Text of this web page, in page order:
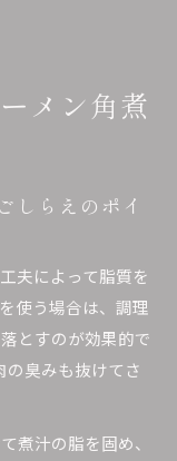
メン角煮
しらえのポイ
夫によって脂質を
使う場合は、調理
とすのが効果的で
の臭みも抜けてさ
煮汁の脂を固め、